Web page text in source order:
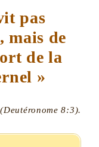
pas
mais de
de la
»
(Deutéronome 8:3).